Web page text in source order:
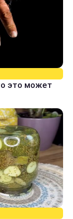
это может